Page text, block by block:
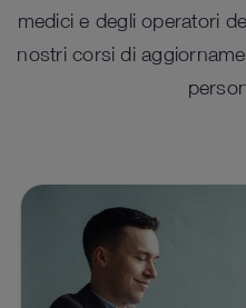
medici e degli operatori
nostri corsi di